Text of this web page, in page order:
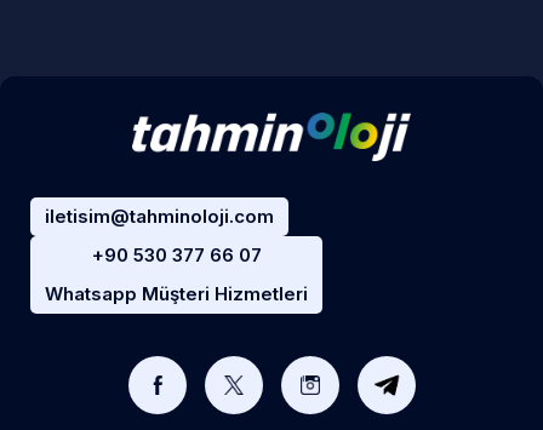
iletisim@tahminoloji.com
+90 530 377 66 07
Whatsapp Müşteri Hizmetleri